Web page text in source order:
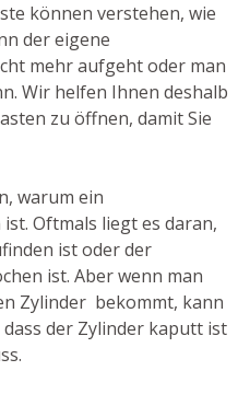
können verstehen, wie
der eigene
mehr aufgeht oder man
Wir helfen Ihnen deshalb
zu öffnen, damit Sie
warum ein
Oftmals liegt es daran,
ist oder der
ist. Aber wenn man
Zylinder bekommt, kann
der Zylinder kaputt ist